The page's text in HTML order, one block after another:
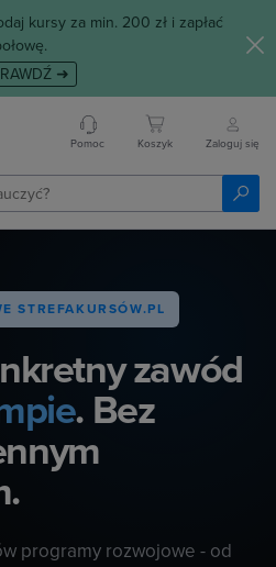
kursy za min. 200 zł i zapłać
➜
Pomoc Koszyk Zaloguj się
STREFAKURSÓW.PL
zawód
. Bez
programy rozwojowe - od